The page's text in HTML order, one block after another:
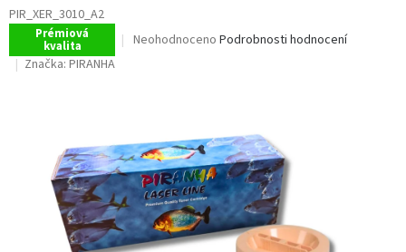
PIR_XER_3010_A2
Prémiová
kvalita
Průměrné
5
hvězdiček.
Neohodnoceno Podrobnosti hodnocení
Značka: PIRANHA